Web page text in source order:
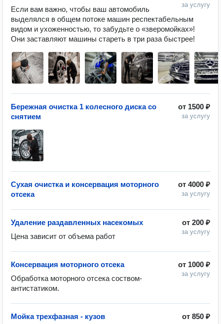
за услугу
Если вам важно, чтобы ваш автомобиль
выделялся в общем потоке машин респектабельным
видом и ухоженностью, то забудьте о «зверомойках»!
Они заставляют машины стареть в три раза быстрее!
от 1500 ₽
за услугу
Бережная очистка 1 колесного диска со
снятием
от 4000 ₽
за услугу
Сухая очистка и консервация моторного
отсека
от 200 ₽
за услугу
Удаление раздавленных насекомых
Цена зависит от объема работ
от 1000 ₽
за услугу
Консервация моторного отсека
Обработка моторного отсека соством-
антистатиком.
от 850 ₽
Мойка трехфазная - кузов